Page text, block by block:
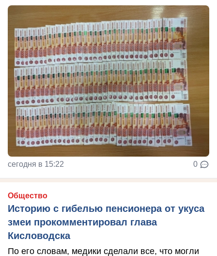
сегодня в 15:22 0
Общество
Историю с гибелью пенсионера от укуса
змеи прокомментировал глава
Кисловодска
По его словам, медики сделали все, что могли